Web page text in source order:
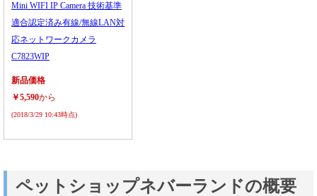
Mini WIFI IP Camera 技術基準
適合認定済み有線/無線LAN対
応ネットワークカメラ
C7823WIP
新品価格
￥5,590から
(2018/3/29 10:43時点)
ペットショップネバーランドの概要